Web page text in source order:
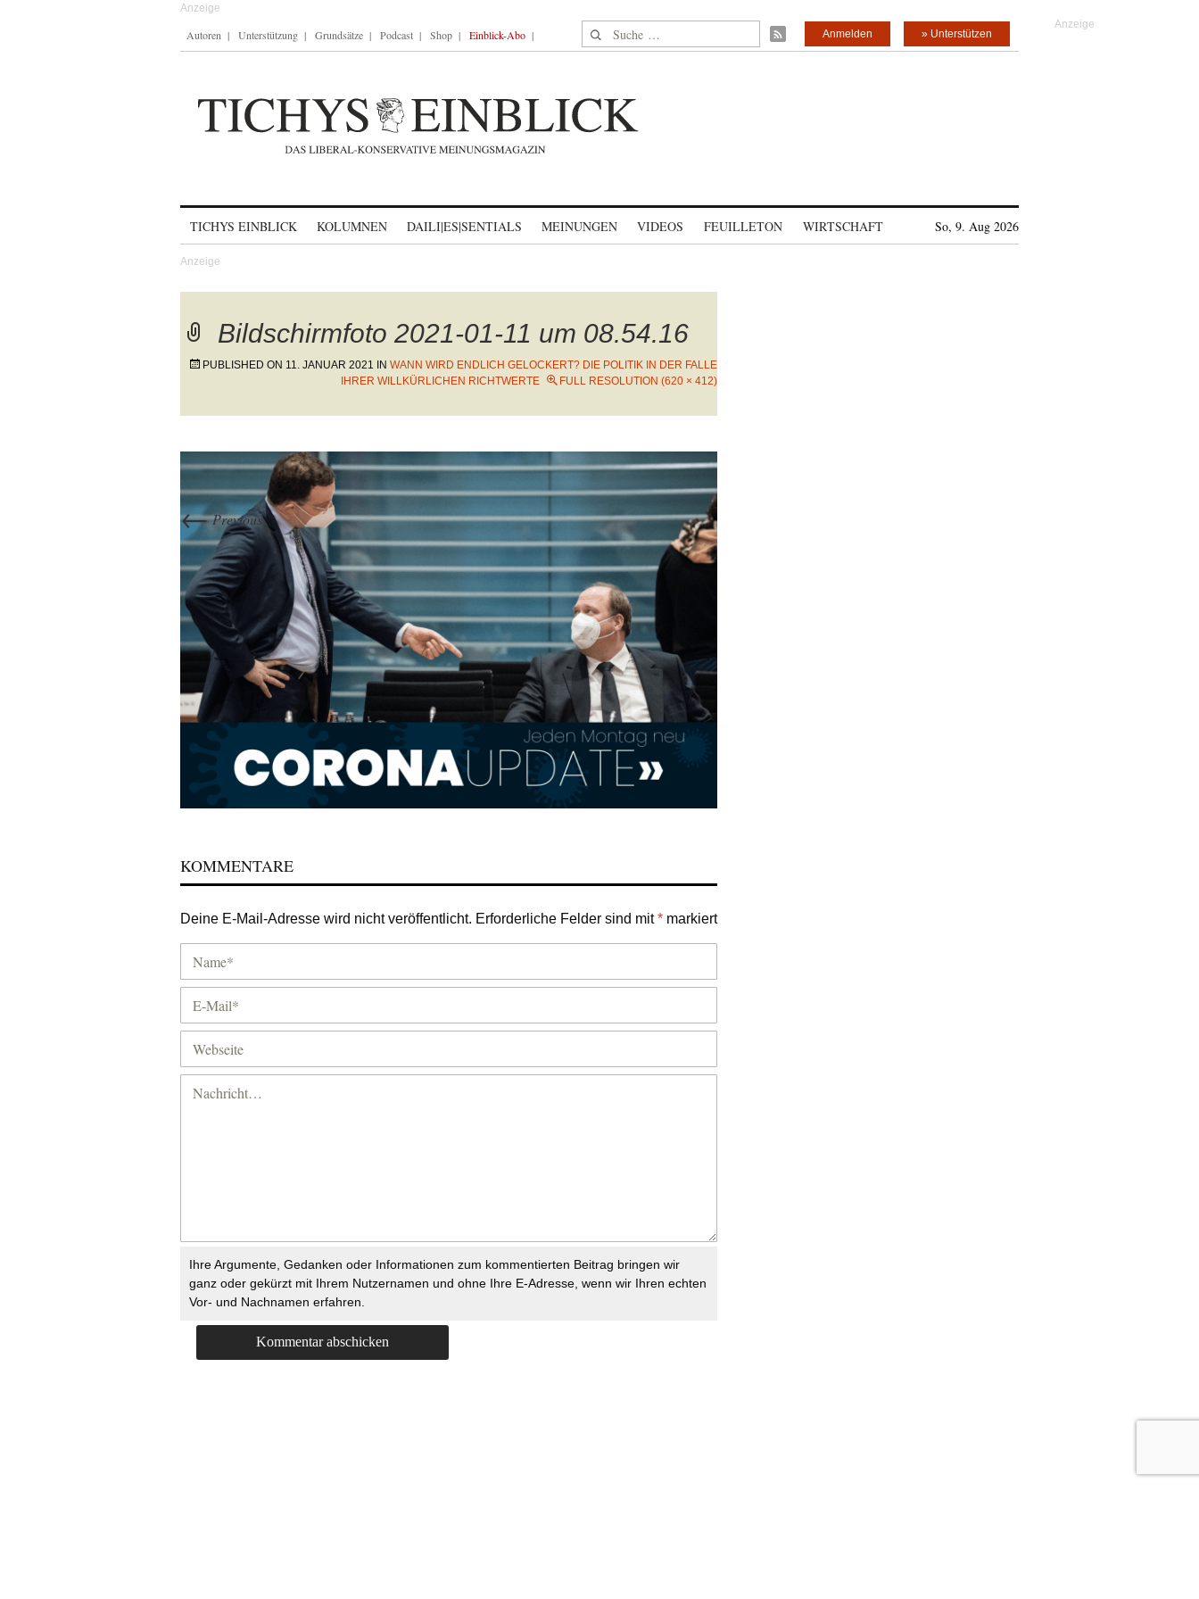
Autoren Unterstützung Grundsätze Podcast Shop Einblick-Abo Suche nach: » Unterstützen
Anmelden
TICHYS EINBLICK KOLUMNEN DAILI|ES|SENTIALS MEINUNGEN VIDEOS FEUILLETON WIRTSCHAFT So, 9. Aug 2026
Bildschirmfoto 2021-01-11 um 08.54.16
PUBLISHED ON 11. JANUAR 2021 IN WANN WIRD ENDLICH GELOCKERT? DIE POLITIK IN DER FALLE
IHRER WILLKÜRLICHEN RICHTWERTE
FULL RESOLUTION (620 × 412)
←Previous
KOMMENTARE
Deine E-Mail-Adresse wird nicht veröffentlicht. Erforderliche Felder sind mit* markiert
Ihre Argumente, Gedanken oder Informationen zum kommentierten Beitrag bringen wir
ganz oder gekürzt mit Ihrem Nutzernamen und ohne Ihre E-Adresse, wenn wir Ihren echten
Vor- und Nachnamen erfahren.